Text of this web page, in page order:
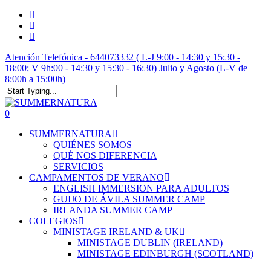
Skip
main
twitter
facebook
instagram
Atención Telefónica - 644073332 ( L-J 9:00 - 14:30 y 15:30 -
18:00; V 9h:00 - 14:30 y 15:30 - 16:30) Julio y Agosto (L-V de
8:00h a 15:00h)
Close
Search
account
0
SUMMERNATURA
QUIÉNES SOMOS
QUÉ NOS DIFERENCIA
SERVICIOS
CAMPAMENTOS DE VERANO
ENGLISH IMMERSION PARA ADULTOS
GUIJO DE ÁVILA SUMMER CAMP
IRLANDA SUMMER CAMP
COLEGIOS
MINISTAGE IRELAND & UK
MINISTAGE DUBLIN (IRELAND)
MINISTAGE EDINBURGH (SCOTLAND)